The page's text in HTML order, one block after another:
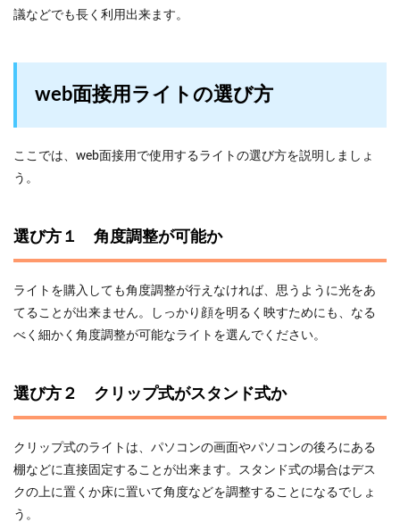
議などでも長く利用出来ます。
web面接用ライトの選び方
ここでは、web面接用で使用するライトの選び方を説明しましょ
う。
選び方１ 角度調整が可能か
ライトを購入しても角度調整が行えなければ、思うように光をあ
てることが出来ません。しっかり顔を明るく映すためにも、なる
べく細かく角度調整が可能なライトを選んでください。
選び方２ クリップ式がスタンド式か
クリップ式のライトは、パソコンの画面やパソコンの後ろにある
棚などに直接固定することが出来ます。スタンド式の場合はデス
クの上に置くか床に置いて角度などを調整することになるでしょ
う。